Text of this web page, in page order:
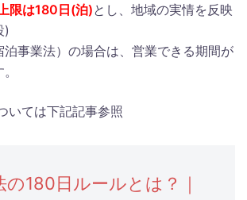
限は180日(泊)とし、地域の実情を反映
)
泊事業法）の場合は、営業できる期間が
いては下記記事参照
の180日ルールとは？｜